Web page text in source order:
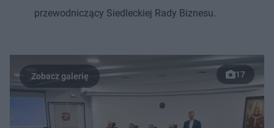
przewodniczący Siedleckiej Rady Biznesu.
17